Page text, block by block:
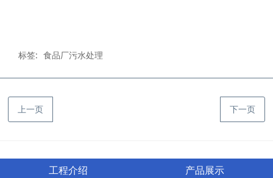
标签: 食品厂污水处理
上一页 下一页
工程介绍 产品展示